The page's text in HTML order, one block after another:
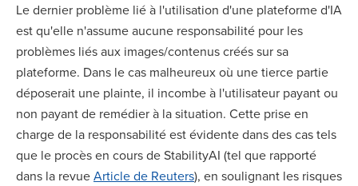
Le dernier problème lié à l'utilisation d'une plateforme d'IA
est qu'elle n'assume aucune responsabilité pour les
problèmes liés aux images/contenus créés sur sa
plateforme. Dans le cas malheureux où une tierce partie
déposerait une plainte, il incombe à l'utilisateur payant ou
non payant de remédier à la situation. Cette prise en
charge de la responsabilité est évidente dans des cas tels
que le procès en cours de StabilityAI (tel que rapporté
dans la revueArticle de Reuters), en soulignant les risques